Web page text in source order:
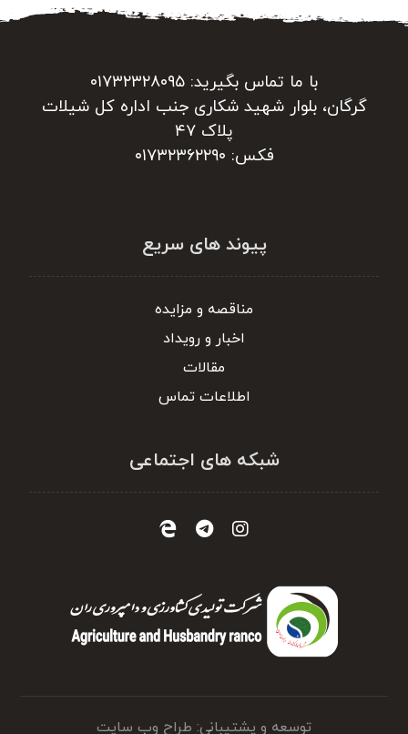
با ما تماس بگیرید: ۰۱۷۳۲۳۲۸۰۹۵
گرگان، بلوار شهید شکاری جنب اداره کل شیلات
پلاک ۴۷
فکس: ۰۱۷۳۲۳۶۲۲۹۰
پیوند های سریع
مناقصه و مزایده
اخبار و رویداد
مقالات
اطلاعات تماس
شبکه های اجتماعی
توسعه و پشتیبانی: طراح وب سایت